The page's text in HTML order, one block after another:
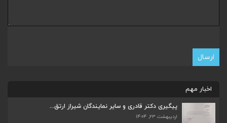
اخبار مهم
پیگیری دکتر قادری و سایر نمایندگان شیراز ارتق...
اردیبهشت ۲۳, ۱۴۰۴
ضرورت تکمیل قطعات ۷ و ۸ آزادراه شیراز به اصفه...